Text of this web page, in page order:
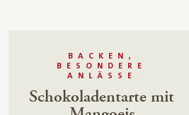
BACKEN,
BESONDERE
ANLÄSSE
Schokoladentarte mit